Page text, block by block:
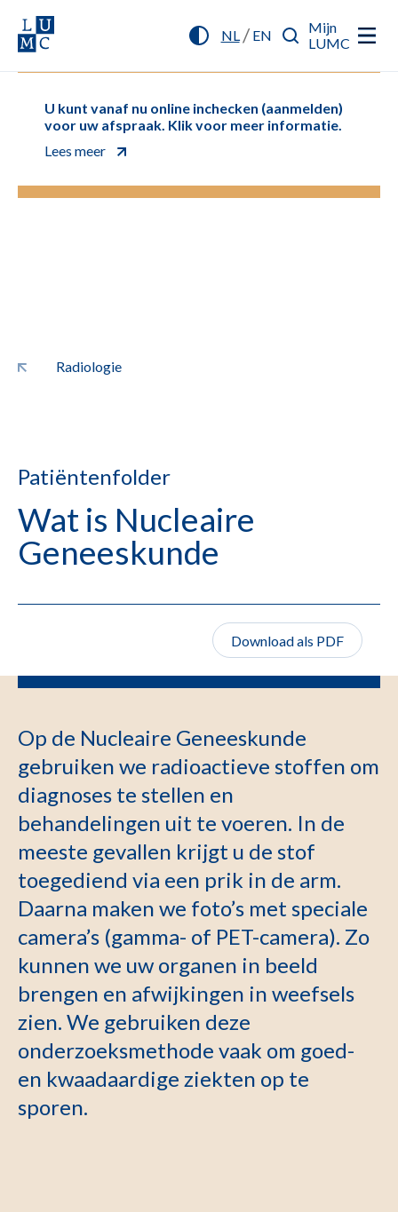
NL/ EN
Mijn
LUMC
U kunt vanaf nu online inchecken (aanmelden)
voor uw afspraak. Klik voor meer informatie.
Lees meer
Radiologie
Patiëntenfolder
Wat is Nucleaire
Geneeskunde
Download als PDF
Op de Nucleaire Geneeskunde
gebruiken we radioactieve stoffen om
diagnoses te stellen en
behandelingen uit te voeren. In de
meeste gevallen krijgt u de stof
toegediend via een prik in de arm.
Daarna maken we foto’s met speciale
camera’s (gamma- of PET-camera). Zo
kunnen we uw organen in beeld
brengen en afwijkingen in weefsels
zien. We gebruiken deze
onderzoeksmethode vaak om goed-
en kwaadaardige ziekten op te
sporen.